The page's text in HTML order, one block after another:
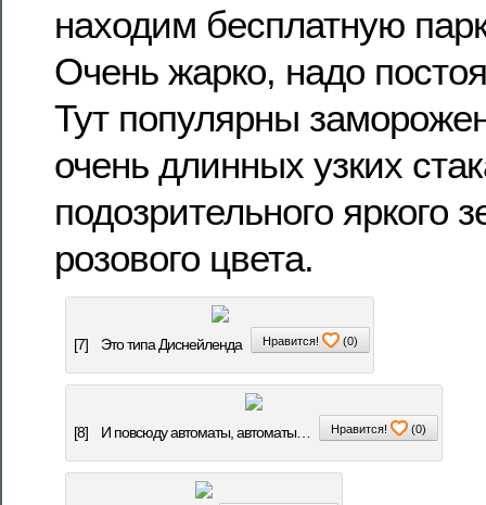
находим бесплатную
Очень жарко, надо
Тут популярны
очень длинных узких
подозрительного яркого
розового цвета.
[7] Это типа Диснейленда Нравится! (0)
[8] И повсюду автоматы, автоматы… Нравится! (0)